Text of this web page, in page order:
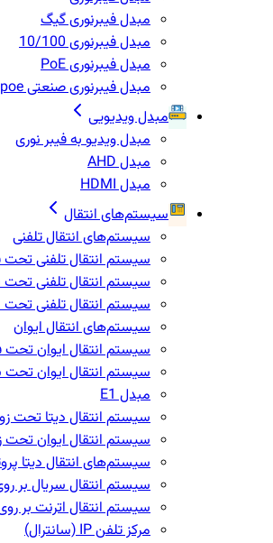
مبدل فیبرنوری گیگ
مبدل فیبرنوری 10/100
مبدل فیبرنوری PoE
مبدل فیبرنوری صنعتی poe
مبدل ویدیویی
مبدل ویدیو به فیبر نوری
مبدل AHD
مبدل HDMI
سیستم‌های انتقال
سیستم‌های انتقال تلفنی
سیستم انتقال تلفنی تحت
سیستم انتقال تلفنی
سیستم انتقال تلفنی تحت E1
سیستم‌های انتقال ایوان
سیستم انتقال ایوان تحت
سیستم انتقال ایوان
مبدل E1
سیستم انتقال دیتا تحت
سیستم انتقال ایوان
سیستم‌های انتقال دیتا
سیستم انتقال سریال بر
سیستم انتقال اترنت بر
مرکز تلفن IP‌ (سانترال)